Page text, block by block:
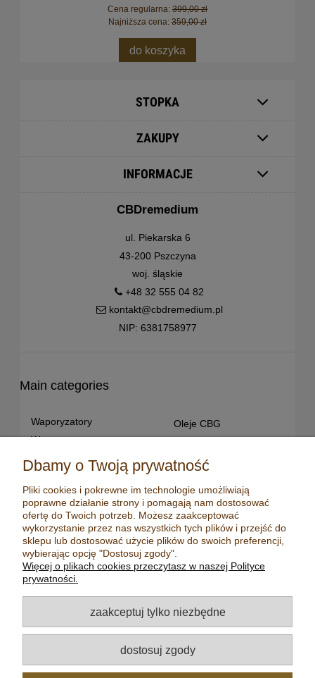
Cena regularna: 399,00 zł
Najniższa cena: 359,00 zł
do koszyka
STOPKA
ZAKUPY
INFORMACJE
CBDremedium
ul. Piekarska 6
43-200 Pszczyna
woj. śląskie
+48 32 555 04 82
kontakt@cbdremedium.pl
NIP: 6381758977
Main categories
Waporyzatory
Waporyzatory
Waporyzatory manualne
Waporyzatory
stacjonarne
Premium vaporizers
Waporyzatory
konwekcyjne
Zestawy z
waporyzatorem
Oleje CBD 5%
Oleje CBG
Susz konopny
CBD dla zwierząt
Młynki/ Grindery
Zapalniczki
Maści konopne
Mydła konopne
Aromatyzery
Olejki eteryczne
Herbaty
Dbamy o Twoją prywatność
Pliki cookies i pokrewne im technologie umożliwiają
poprawne działanie strony i pomagają nam dostosować
ofertę do Twoich potrzeb. Możesz zaakceptować
wykorzystanie przez nas wszystkich tych plików i przejść do
sklepu lub dostosować użycie plików do swoich preferencji,
wybierając opcję "Dostosuj zgody".
Więcej o plikach cookies przeczytasz w naszej Polityce
prywatności.
zaakceptuj tylko niezbędne
dostosuj zgody